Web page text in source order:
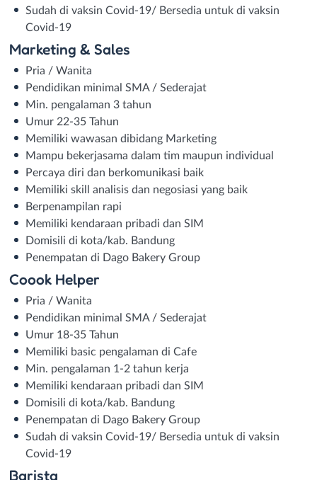
Sudah di vaksin Covid-19/ Bersedia untuk di vaksin
Covid-19
Marketing & Sales
Pria / Wanita
Pendidikan minimal SMA / Sederajat
Min. pengalaman 3 tahun
Umur 22-35 Tahun
Memiliki wawasan dibidang Marketing
Mampu bekerjasama dalam tim maupun individual
Percaya diri dan berkomunikasi baik
Memiliki skill analisis dan negosiasi yang baik
Berpenampilan rapi
Memiliki kendaraan pribadi dan SIM
Domisili di kota/kab. Bandung
Penempatan di Dago Bakery Group
Coook Helper
Pria / Wanita
Pendidikan minimal SMA / Sederajat
Umur 18-35 Tahun
Memiliki basic pengalaman di Cafe
Min. pengalaman 1-2 tahun kerja
Memiliki kendaraan pribadi dan SIM
Domisili di kota/kab. Bandung
Penempatan di Dago Bakery Group
Sudah di vaksin Covid-19/ Bersedia untuk di vaksin
Covid-19
Barista